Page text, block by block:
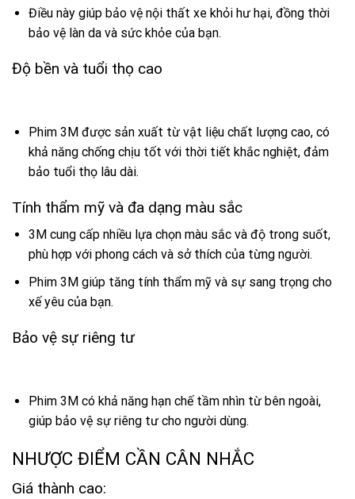
Điều này giúp bảo vệ nội thất xe khỏi hư hại, đồng thời
bảo vệ làn da và sức khỏe của bạn.
Độ bền và tuổi thọ cao
Phim 3M được sản xuất từ vật liệu chất lượng cao, có
khả năng chống chịu tốt với thời tiết khắc nghiệt, đảm
bảo tuổi thọ lâu dài.
Tính thẩm mỹ và đa dạng màu sắc
3M cung cấp nhiều lựa chọn màu sắc và độ trong suốt,
phù hợp với phong cách và sở thích của từng người.
Phim 3M giúp tăng tính thẩm mỹ và sự sang trọng cho
xế yêu của bạn.
Bảo vệ sự riêng tư
Phim 3M có khả năng hạn chế tầm nhìn từ bên ngoài,
giúp bảo vệ sự riêng tư cho người dùng.
NHƯỢC ĐIỂM CẦN CÂN NHẮC
Giá thành cao: